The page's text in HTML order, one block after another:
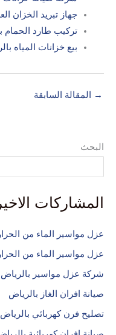
جهاز تبريد الخزان
تركيب طارد الحمام
بيع خزانات المياه
→ المقالة السابقة
البحث
المشاركات
عزل مواسير الماء من
عزل مواسير الماء من
شركة عزل مواسير بالرياض
صيانة افران الغاز بالرياض
تصليح فرن كهربائي بالرياض